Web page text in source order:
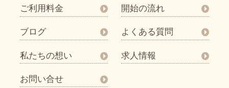
ご利用料金 開始の流れ
ブログ よくある質問
私たちの想い 求人情報
お問い合せ